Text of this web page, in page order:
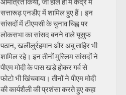
सत्तारूढ़ एनडीए में शामिल हुए हैं। इन
सांसदों में टीएमसी के चुनाव चिह्न पर
लोकसभा का सांसद बनने वाले यूसुफ
पठान, खलीलुर्रहमान और अबु ताहिर भी
शामिल रहे। इन तीनों मुस्लिम सांसदों ने
पीएम मोदी के पास खड़े होकर गर्व से
फोटो भी खिंचवाया। तीनों ने पीएम मोदी
की कार्यशैली की प्रशंसा करते हुए कहा